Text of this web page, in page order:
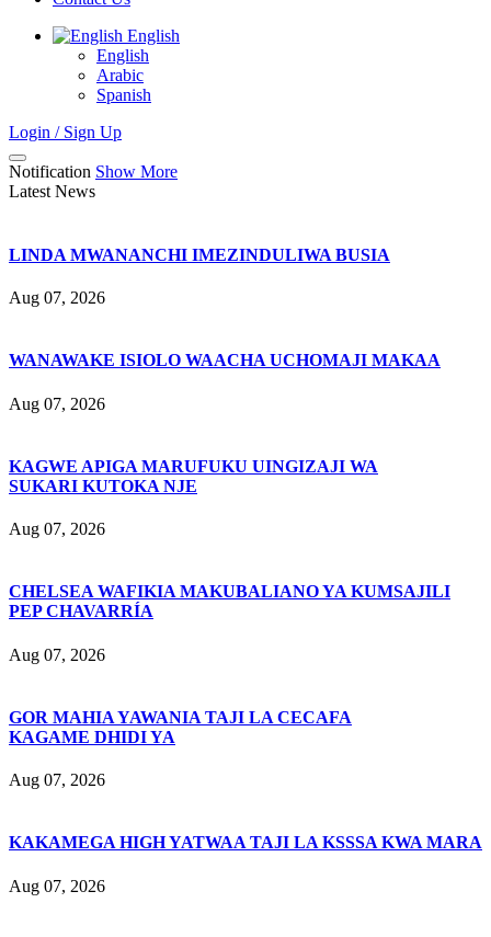
English
English
Arabic
Spanish
Login / Sign Up
Notification Show More
Latest News
LINDA MWANANCHI IMEZINDULIWA BUSIA
Aug 07, 2026
WANAWAKE ISIOLO WAACHA UCHOMAJI MAKAA
Aug 07, 2026
KAGWE APIGA MARUFUKU UINGIZAJI WA
SUKARI KUTOKA NJE
Aug 07, 2026
CHELSEA WAFIKIA MAKUBALIANO YA KUMSAJILI
PEP CHAVARRÍA
Aug 07, 2026
GOR MAHIA YAWANIA TAJI LA CECAFA
KAGAME DHIDI YA
Aug 07, 2026
KAKAMEGA HIGH YATWAA TAJI LA KSSSA KWA MARA
Aug 07, 2026